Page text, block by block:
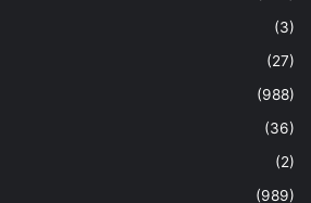
(3)
(27)
(988)
(36)
(2)
(989)